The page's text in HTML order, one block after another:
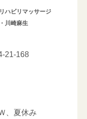
ハビリマッサージ
川崎麻生
21-168
、夏休み